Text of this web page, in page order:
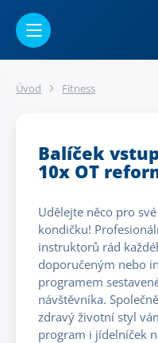
Úvod Fitness
Balíček
10x OT
Udělejte něco pro
kondičku!
instruktorů rád
doporučeným nebo
programem
návštěvníka.
zdravý životní styl
program i jídelníček